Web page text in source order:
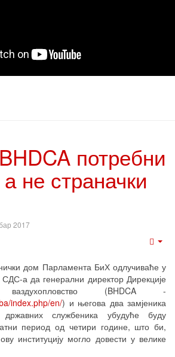
потребни
не страначки
2017
дом Парламента БиХ одлучиваће у
СДС-а да генерални директор Дирекције
(BHDCA -
index.php/en/) и његова два замјеника
државних службеника убудуће буду
период од четири године, што би,
институцију могло довести у велике